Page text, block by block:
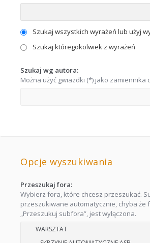
Szukaj wszystkich wyrażeń lub użyj
Szukaj któregokolwiek z wyrażeń
Szukaj wg autora:
Można użyć gwiazdki (*) jako zamiennika
Opcje wyszukiwania
Przeszukaj fora:
Wybierz fora, które chcesz przeszukać.
przeszukiwane automatycznie, chyba że
„Przeszukuj subfora”, jest wyłączona.